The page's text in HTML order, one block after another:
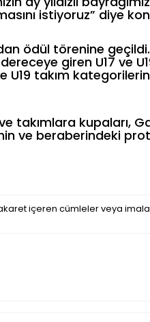
istiyoruz” diye
ödül törenine
giren U17 ve
U19 takım
takımlara kupaları,
ve beraberindeki
içeren cümleler veya